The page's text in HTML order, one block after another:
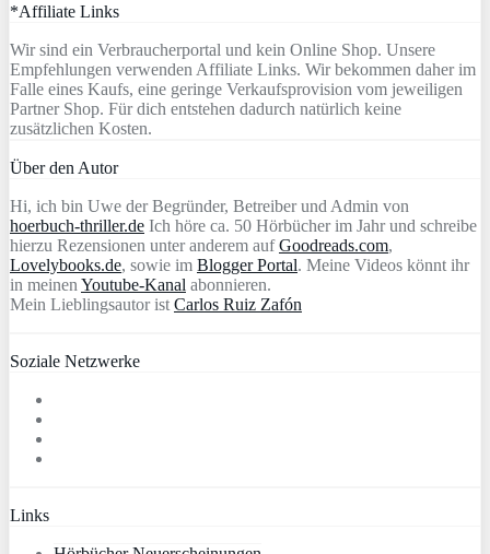
*Affiliate Links
Wir sind ein Verbraucherportal und kein Online Shop. Unsere
Empfehlungen verwenden Affiliate Links. Wir bekommen daher im
Falle eines Kaufs, eine geringe Verkaufsprovision vom jeweiligen
Partner Shop. Für dich entstehen dadurch natürlich keine
zusätzlichen Kosten.
Über den Autor
Hi, ich bin Uwe der Begründer, Betreiber und Admin von
hoerbuch-thriller.de Ich höre ca. 50 Hörbücher im Jahr und schreibe
hierzu Rezensionen unter anderem aufGoodreads.com,
Lovelybooks.de, sowie im Blogger Portal. Meine Videos könnt ihr
in meinen Youtube-Kanal abonnieren.
Mein Lieblingsautor ist Carlos Ruiz Zafón
Soziale Netzwerke
Links